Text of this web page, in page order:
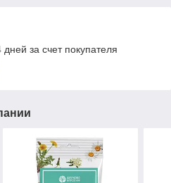
за счет покупателя